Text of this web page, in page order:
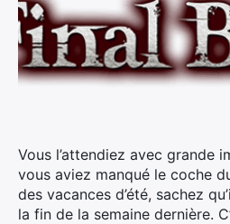
Vous l’attendiez avec grande
vous aviez manqué le coche
des vacances d’été, sachez
la fin de la semaine dernière.